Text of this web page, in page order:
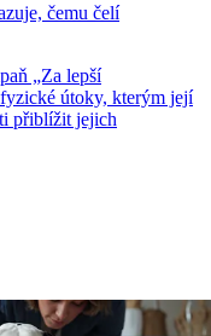
čemu čelí
„Za lepší
útoky, kterým její
přiblížit jejich